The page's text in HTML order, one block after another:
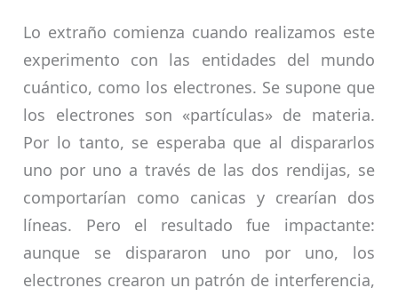
Lo extraño comienza cuando realizamos este
experimento con las entidades del mundo
cuántico, como los electrones. Se supone que
los electrones son «partículas» de materia.
Por lo tanto, se esperaba que al dispararlos
uno por uno a través de las dos rendijas, se
comportarían como canicas y crearían dos
líneas. Pero el resultado fue impactante:
aunque se dispararon uno por uno, los
electrones crearon un patrón de interferencia,